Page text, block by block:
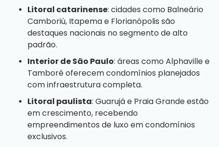
Litoral catarinense: cidades como Balneário
Camboriú, Itapema e Florianópolis são
destaques nacionais no segmento de alto
padrão.
Interior de São Paulo: áreas como Alphaville e
Tamboré oferecem condomínios planejados
com infraestrutura completa.
Litoral paulista: Guarujá e Praia Grande estão
em crescimento, recebendo
empreendimentos de luxo em condomínios
exclusivos.